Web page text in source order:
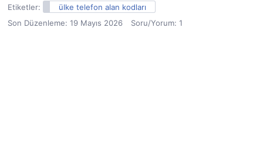
Etiketler:
ülke telefon alan kodları
Son Düzenleme: 19 Mayıs 2026 Soru/Yorum: 1